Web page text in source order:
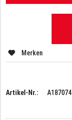
Merken
Artikel-Nr.: A187074